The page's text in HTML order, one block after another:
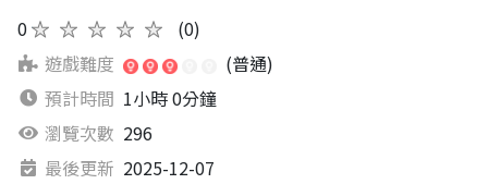
0★★★★★
(0)
遊戲難度
(普通)
預計時間 1小時 0分鐘
瀏覽次數 296
最後更新 2025-12-07